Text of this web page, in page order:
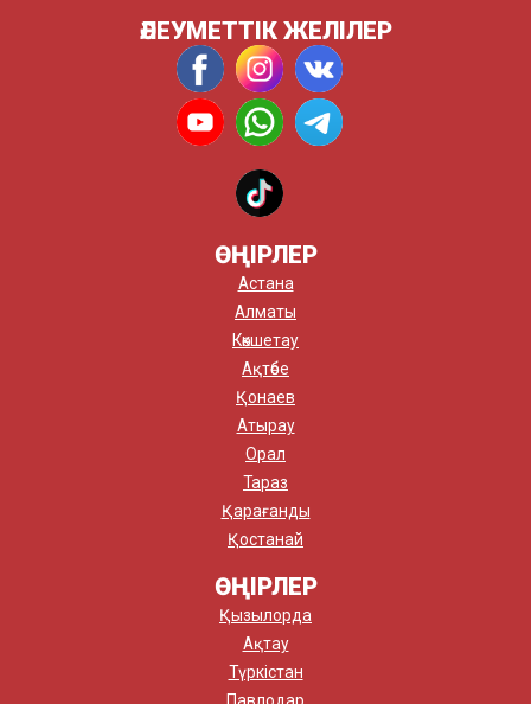
ӘЛЕУМЕТТІК ЖЕЛІЛЕР
ӨҢІРЛЕР
Астана
Алматы
Көкшетау
Ақтөбе
Қонаев
Атырау
Орал
Тараз
Қарағанды
Қостанай
ӨҢІРЛЕР
Қызылорда
Ақтау
Түркістан